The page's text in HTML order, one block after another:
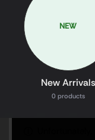
NEW
New Arrivals
0 products